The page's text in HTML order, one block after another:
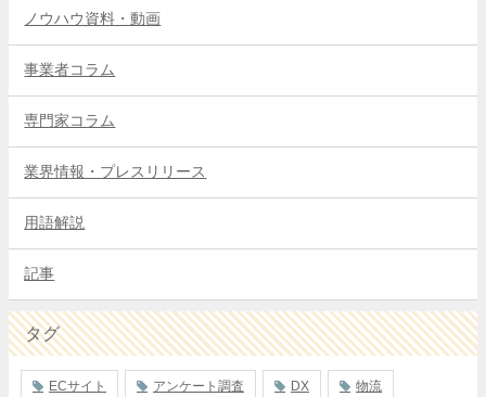
ノウハウ資料・動画
事業者コラム
専門家コラム
業界情報・プレスリリース
用語解説
記事
タグ
ECサイト アンケート調査 DX 物流